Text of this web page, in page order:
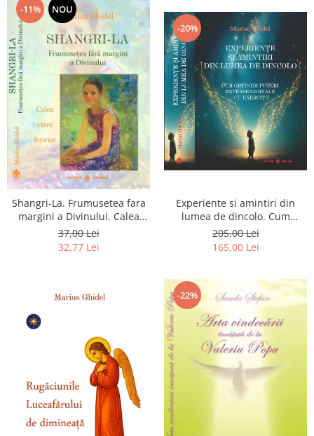
-11% NOU
Shangri-La. Frumusetea fara
margini a Divinului. Calea
catre fericire
37,00 Lei
32,77 Lei
-20%
Experiente si amintiri din
lumea de dincolo. Cum
obtinem puteri
extrasenzoriale - cu exercitii
205,00 Lei
165,00 Lei
-22%